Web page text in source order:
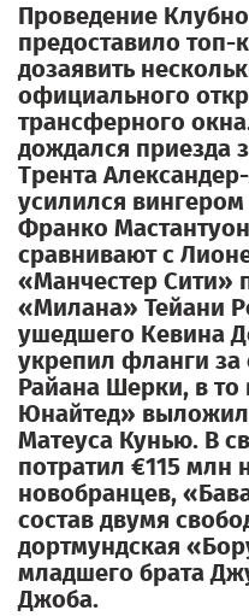
Проведение
предоставило
дозаявить
официального
трансферного
дождался приезда
Трента
усилился
Франко
сравнивают с
«Манчестер Сити»
«Милана» Тейани
ушедшего Кевина
укрепил фланги за
Райана Шерки, в
Юнайтед»
Матеуса Кунью. В
потратил €115 млн
новобранцев,
состав двумя
дортмундская
младшего брата
Джоба.